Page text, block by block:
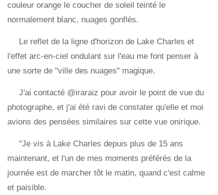
couleur orange le coucher de soleil teinté le
normalement blanc, nuages ​​gonflés.
Le reflet de la ligne d'horizon de Lake Charles et
l'effet arc-en-ciel ondulant sur l'eau me font penser à
une sorte de "ville des nuages" magique.
J'ai contacté @iraraiz pour avoir le point de vue du
photographe, et j'ai été ravi de constater qu'elle et moi
avions des pensées similaires sur cette vue onirique.
"Je vis à Lake Charles depuis plus de 15 ans
maintenant, et l'un de mes moments préférés de la
journée est de marcher tôt le matin, quand c'est calme
et paisible.